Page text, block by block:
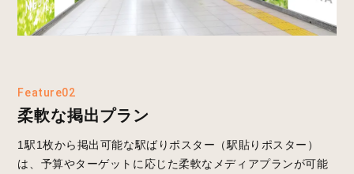
Feature02
柔軟な掲出プラン
1駅1枚から掲出可能な駅ばりポスター（駅貼りポスター）
は、予算やターゲットに応じた柔軟なメディアプランが可能